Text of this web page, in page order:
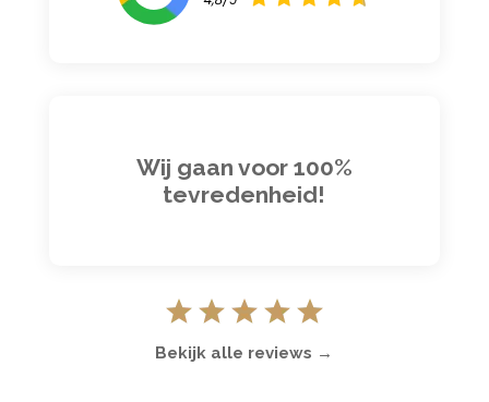
Wij gaan voor 100%
tevredenheid!
Bekijk alle reviews →